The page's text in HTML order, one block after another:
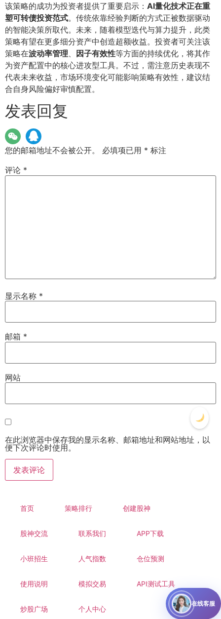
该策略的成功为投资者提供了重要启示： AI量化技术正在重
塑可转债投资范式。传统依靠经验判断的方式正被数据驱动
的智能决策所取代。未来，随着模型迭代与算力提升，此类
策略有望在更多细分资产中创造超额收益。投资者可关注该
策略在波动率管理 因子有效性等方面的持续优化，将其作
为资产配置中的核心进攻型工具。不过，需注意历史表现不
代表未来收益，市场环境变化可能影响策略有效性，建议结
合自身风险偏好审慎配置。
发表回复
您的邮箱地址不会被公开。 必填项已用 * 标注
评论 *
显示名称 *
邮箱 *
网站
在此浏览器中保存我的显示名称、邮箱地址和网站地址，以
便下次评论时使用。
首页 策略排行 创建股神
股神交流 联系我们 APP下载
小班招生 人气指数 仓位预测
使用说明 模拟交易 API测试工具
炒股广场 个人中心
在线客服